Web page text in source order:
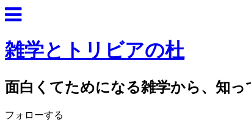
雑学とトリビアの杜
面白くてためになる雑学から、知
フォローする